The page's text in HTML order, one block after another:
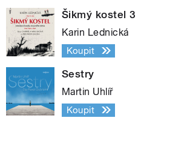
Šikmý kostel 3
Karin Lednická
Koupit
Sestry
Martin Uhlíř
Koupit